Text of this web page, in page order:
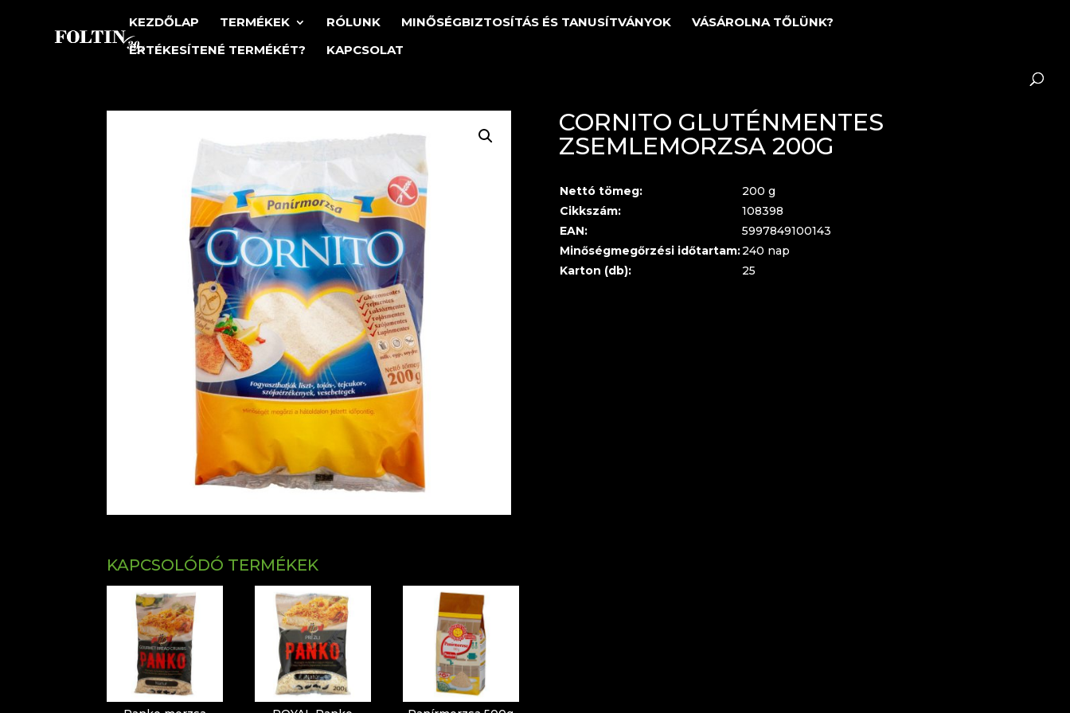
KEZDŐLAP TERMÉKEK RÓLUNK MINŐSÉGBIZTOSÍTÁS ÉS TANUSÍTVÁNYOK
VÁSÁROLNA TŐLÜNK?
ÉRTÉKESÍTENÉ TERMÉKÉT?
KAPCSOLAT
CORNITO GLUTÉNMENTES
ZSEMLEMORZSA 200G
Nettó tömeg:
200 g
Cikkszám:
108398
EAN:
5997849100143
Minőségmegőrzési időtartam:240 nap
Karton (db):
25
KAPCSOLÓDÓ TERMÉKEK